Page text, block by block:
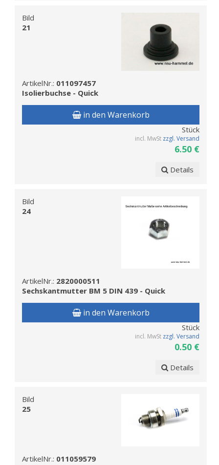
Bild
21
ArtikelNr.: 011097457
Isolierbuchse - Quick
in den Warenkorb
Stück
incl. MwSt zzgl. Versand
6.50 €
Details
Bild
24
ArtikelNr.: 2820000511
Sechskantmutter BM 5 DIN 439 - Quick
in den Warenkorb
Stück
incl. MwSt zzgl. Versand
0.50 €
Details
Bild
25
ArtikelNr.: 011059579